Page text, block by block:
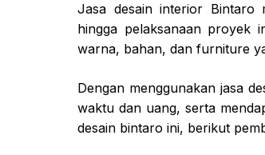
Jasa desain interior Bintaro
hingga pelaksanaan proyek
warna, bahan, dan furniture
Dengan menggunakan jasa
waktu dan uang, serta
desain bintaro ini, berikut